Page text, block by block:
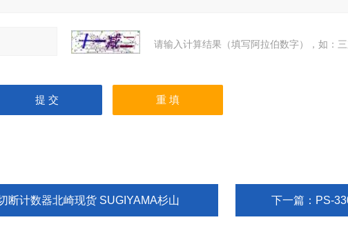
请输入计算结果（填写阿拉伯数字），如：
断计数器北崎现货 SUGIYAMA杉山 下一篇： PS-